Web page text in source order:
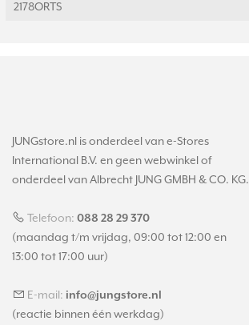
2178ORTS
JUNGstore.nl is onderdeel van e-Stores
International B.V. en geen webwinkel of
onderdeel van Albrecht JUNG GMBH & CO. KG.
Telefoon: 088 28 29 370
(maandag t/m vrijdag, 09:00 tot 12:00 en
13:00 tot 17:00 uur)
E-mail: info@jungstore.nl
(reactie binnen één werkdag)